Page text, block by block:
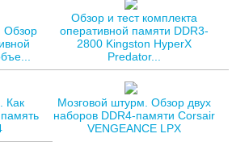
Обзор
Обзор и тест комплекта
оперативной памяти DDR3-
2800 Kingston HyperX
Predator...
Как
Мозговой штурм. Обзор двух
наборов DDR4-памяти Corsair
VENGEANCE LPX